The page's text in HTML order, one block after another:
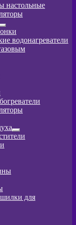
настольные
Развернутое
вложенное
менюводонагреватели
Развернутое
вложенное
для